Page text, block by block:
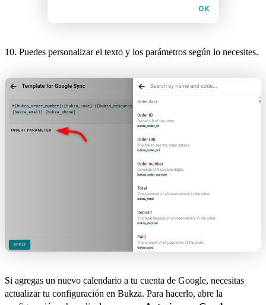
10. Puedes personalizar el texto y los parámetros según lo necesites.
Si agregas un nuevo calendario a tu cuenta de Google, necesitas
actualizar tu configuración en Bukza. Para hacerlo, abre la